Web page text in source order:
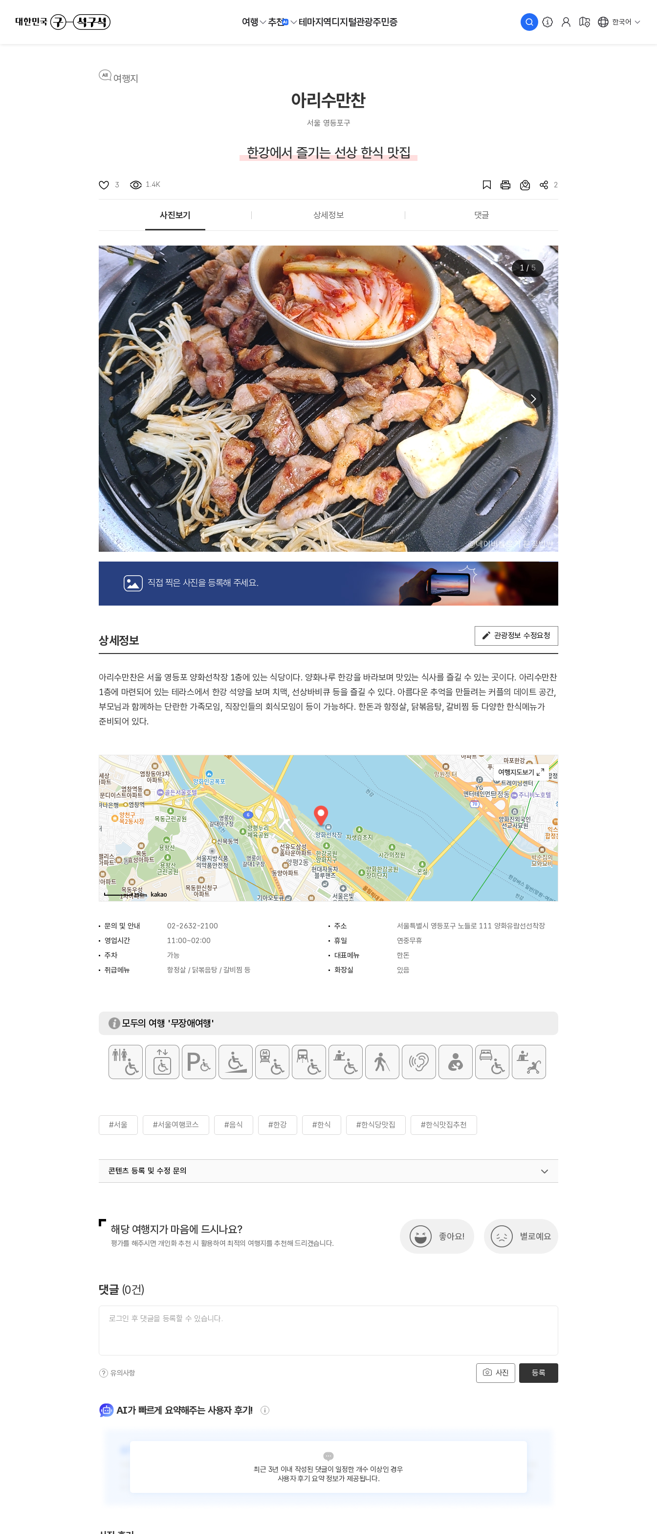
여행 추천 테마지역디지털관광주민증 한국어
여행지
아리수만찬
서울 영등포구
한강에서 즐기는 선상 한식 맛집
3 1.4K 2
사진보기 상세정보 댓글
1 /5
직접 찍은 사진을 등록해 주세요.
상세정보 관광정보 수정요청
아리수만찬은 서울 영등포 양화선착장 1층에 있는 식당이다. 양화나루 한강을 바라보며 맛있는 식사를 즐길 수 있는 곳이다. 아리수만찬
1층에 마련되어 있는 테라스에서 한강 석양을 보며 치맥, 선상바비큐 등을 즐길 수 있다. 아름다운 추억을 만들려는 커플의 데이트 공간,
부모님과 함께하는 단란한 가족모임, 직장인들의 회식모임이 등이 가능하다. 한돈과 항정살, 닭볶음탕, 갈비찜 등 다양한 한식메뉴가
준비되어 있다.
250m
문의 및 안내 02-2632-2100 주소
서울특별시 영등포구 노들로 111 양화유람선선착장
영업시간
11:00~02:00 휴일
연중무휴
주차
가능 대표메뉴
한돈
취급메뉴
항정살 / 닭볶음탕 / 갈비찜 등 화장실 있음
모두의 여행 '무장애여행'
#서울 #서울여행코스 #음식 #한강 #한식 #한식당맛집 #한식맛집추천
콘텐츠 등록 및 수정 문의
해당 여행지가 마음에 드시나요?
평가를 해주시면 개인화 추천 시 활용하여 최적의 여행지를 추천해 드리겠습니다.
좋아요! 별로예요
댓글 (0건)
사진
유의사항 등록
AI가 빠르게 요약해주는 사용자 후기!
최근 3년 이내 작성된 댓글이 일정한 개수 이상인 경우
사용자 후기 요약 정보가 제공됩니다.